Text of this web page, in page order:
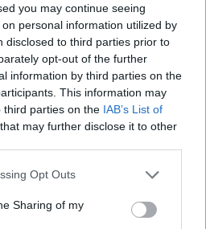
you may continue seeing
personal information utilized by
disclosed to third parties prior to
opt-out of the further
information by third parties on the
This information may
third parties on the IAB’s List of
that may further disclose it to other
Opt Outs
Sharing of my